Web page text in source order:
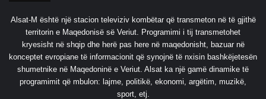
Alsat-M është një stacion televiziv kombëtar që transmeton në të gjithë
territorin e Maqedonisë së Veriut. Programimi i tij transmetohet
kryesisht në shqip dhe herë pas here në maqedonisht, bazuar në
konceptet evropiane të informacionit që synojnë të nxisin bashkëjetesën
shumetnike në Maqedoninë e Veriut. Alsat ka një gamë dinamike të
programimit që mbulon: lajme, politikë, ekonomi, argëtim, muzikë,
sport, etj.